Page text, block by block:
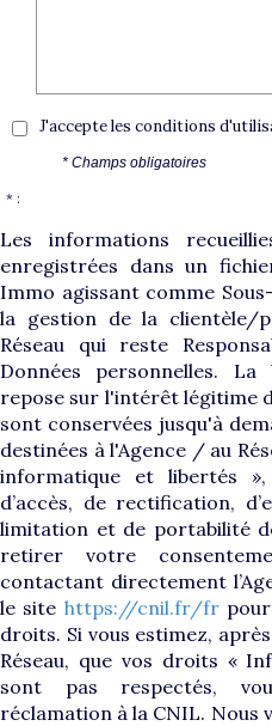
J'accepte les conditions
* Champs obligatoires
* :
Les informations
enregistrées dans un
Immo agissant comme
la gestion de la clientèle/
Réseau qui reste
Données personnelles.
repose sur l'intérêt légitime
sont conservées jusqu'à
destinées à l'Agence / au
informatique et libertés
d’accès, de rectification,
limitation et de portabilité
retirer votre
contactant directement
le site https://cnil.fr/frpour
droits. Si vous estimez,
Réseau, que vos droits «
sont pas respectés,
réclamation à la CNIL. Nous